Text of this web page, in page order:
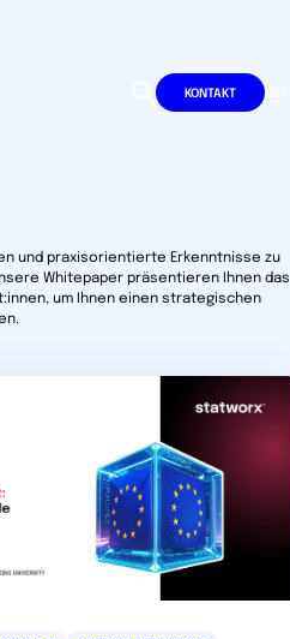
KONTAKT DE
und praxisorientierte Erkenntnisse zu
Whitepaper präsentieren Ihnen das
um Ihnen einen strategischen